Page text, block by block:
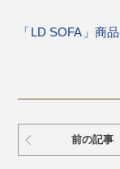
「LD SOFA」商
前の記事